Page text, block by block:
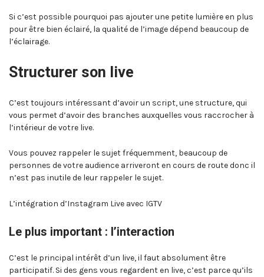
Si c’est possible pourquoi pas ajouter une petite lumière en plus
pour être bien éclairé, la qualité de l’image dépend beaucoup de
l’éclairage.
Structurer son live
C’est toujours intéressant d’avoir un script, une structure, qui
vous permet d’avoir des branches auxquelles vous raccrocher à
l’intérieur de votre live.
Vous pouvez rappeler le sujet fréquemment, beaucoup de
personnes de votre audience arriveront en cours de route donc il
n’est pas inutile de leur rappeler le sujet.
L’intégration d’Instagram Live avec IGTV
Le plus important : l’interaction
C’est le principal intérêt d’un live, il faut absolument être
participatif. Si des gens vous regardent en live, c’est parce qu’ils